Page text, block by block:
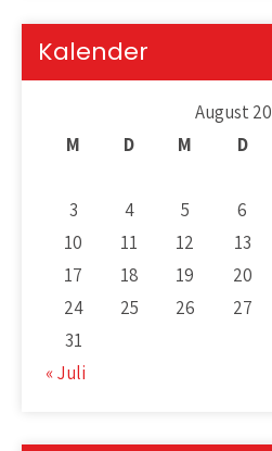
Kalender
August
M
D M D
3
4 5 6
10
11 12 13
17
18 19 20
24
25 26 27
31
« Juli